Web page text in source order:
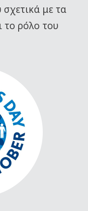
με τα
το ρόλο του